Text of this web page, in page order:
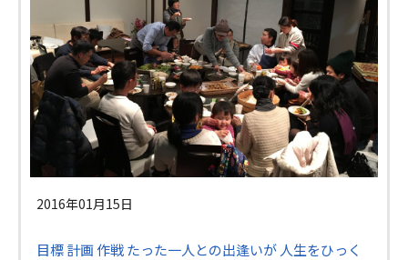
2016年01月15日
目標 計画 作戦 たった一人との出逢いが 人生をひっく